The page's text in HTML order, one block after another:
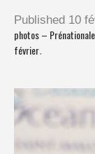
Published 10
photos – Prénationale
février.